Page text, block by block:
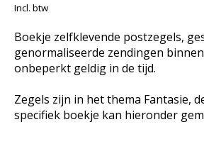
Incl. btw
Boekje zelfklevende postzegels,
genormaliseerde zendingen
onbeperkt geldig in de tijd.
Zegels zijn in het thema Fantasie,
specifiek boekje kan hieronder